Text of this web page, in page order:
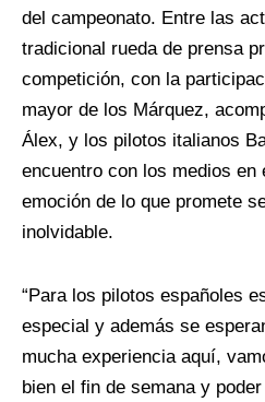
del campeonato. Entre las
tradicional rueda de prensa
competición, con la
mayor de los Márquez,
Álex, y los pilotos italianos
encuentro con los medios en
emoción de lo que promete
inolvidable.
“Para los pilotos españoles
especial y además se
mucha experiencia aquí,
bien el fin de semana y